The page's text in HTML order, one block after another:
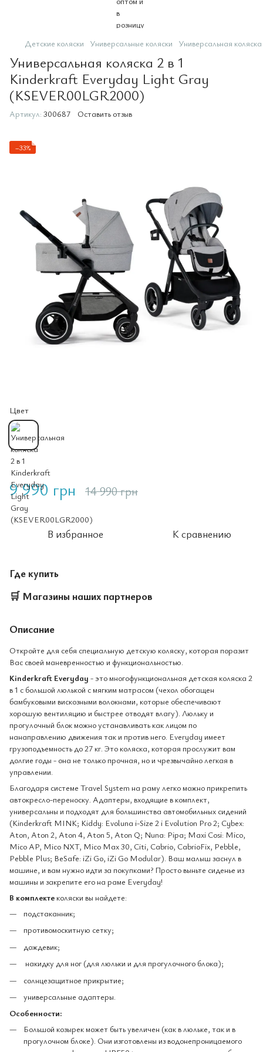
Детские коляски Универсальные коляски Универсальная
Универсальная коляска 2 в 1
Kinderkraft Everyday Light Gray
(KSEVER00LGR2000)
Артикул: 300687 Оставить отзыв
−33%
Цвет
9 990 грн 14 990 грн
В избранное К сравнению
Где купить
🛒 Магазины наших партнеров
Описание
Откройте для себя специальную детскую коляску, которая поразит
Вас своей маневренностью и функциональностью.
Kinderkraft Everyday - это многофункциональная детская коляска 2
в 1 с большой люлькой с мягким матрасом (чехол обогащен
бамбуковыми вискозными волокнами, которые обеспечивают
хорошую вентиляцию и быстрее отводят влагу). Люльку и
прогулочный блок можно устанавливать как лицом по
нанаправлению движения так и против него. Everyday имеет
грузоподъемность до 27 кг. Это коляска, которая прослужит вам
долгие годы - она не только прочная, но и чрезвычайно легкая в
управлении.
Благодаря системе Travel System на раму легко можно прикрепить
автокресло-переноску. Адаптеры, входящие в комплект,
универсальны и подходят для большинства автомобильных сидений
(Kinderkraft MINK; Kiddy: Evoluna i-Size 2 i Evolution Pro 2; Cybex:
Aton, Aton 2, Aton 4, Aton 5, Aton Q; Nuna: Pipa; Maxi Cosi: Mico,
Mico AP, Mico NXT, Mico Max 30, Citi, Cabrio, CabrioFix, Pebble,
Pebble Plus; BeSafe: iZi Go, iZi Go Modular). Ваш малыш заснул в
машине, и вам нужно идти за покупками? Просто выньте сиденье из
машины и закрепите его на раме Everyday!
В комплекте коляски вы найдете:
подстаканник;
противомоскитную сетку;
дождевик;
накидку для ног (для люльки и для прогулочного блока);
солнцезащитное прикрытие;
универсальные адаптеры.
Особенности:
Большой козырек может быть увеличен (как в люльке, так и в
прогулочном блоке). Они изготовлены из водонепроницаемого